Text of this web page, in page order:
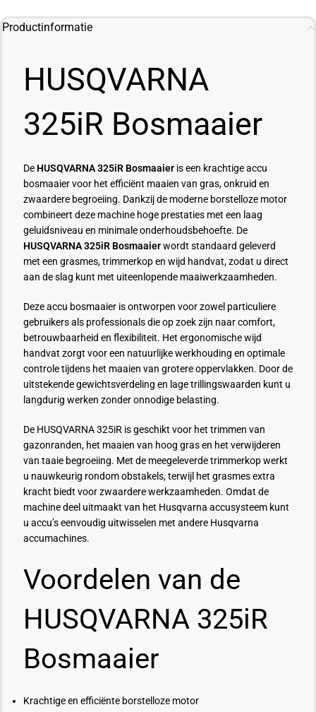
Productinformatie
HUSQVARNA
325iR Bosmaaier
De HUSQVARNA 325iR Bosmaaier is een krachtige accu
bosmaaier voor het efficiënt maaien van gras, onkruid en
zwaardere begroeiing. Dankzij de moderne borstelloze motor
combineert deze machine hoge prestaties met een laag
geluidsniveau en minimale onderhoudsbehoefte. De
HUSQVARNA 325iR Bosmaaierwordt standaard geleverd
met een grasmes, trimmerkop en wijd handvat, zodat u direct
aan de slag kunt met uiteenlopende maaiwerkzaamheden.
Deze accu bosmaaier is ontworpen voor zowel particuliere
gebruikers als professionals die op zoek zijn naar comfort,
betrouwbaarheid en flexibiliteit. Het ergonomische wijd
handvat zorgt voor een natuurlijke werkhouding en optimale
controle tijdens het maaien van grotere oppervlakken. Door de
uitstekende gewichtsverdeling en lage trillingswaarden kunt u
langdurig werken zonder onnodige belasting.
De HUSQVARNA 325iR is geschikt voor het trimmen van
gazonranden, het maaien van hoog gras en het verwijderen
van taaie begroeiing. Met de meegeleverde trimmerkop werkt
u nauwkeurig rondom obstakels, terwijl het grasmes extra
kracht biedt voor zwaardere werkzaamheden. Omdat de
machine deel uitmaakt van het Husqvarna accusysteem kunt
u accu’s eenvoudig uitwisselen met andere Husqvarna
accumachines.
Voordelen van de
HUSQVARNA 325iR
Bosmaaier
Krachtige en efficiënte borstelloze motor